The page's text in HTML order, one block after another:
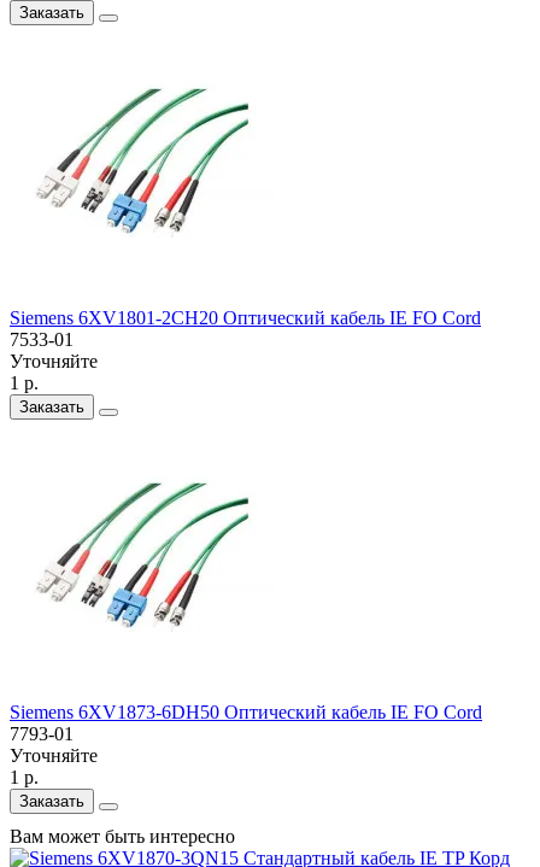
Заказать
Siemens 6XV1801-2CH20 Оптический кабель IE FO Cord
7533-01
Уточняйте
1 р.
Заказать
Siemens 6XV1873-6DH50 Оптический кабель IE FO Cord
7793-01
Уточняйте
1 р.
Заказать
Вам может быть интересно